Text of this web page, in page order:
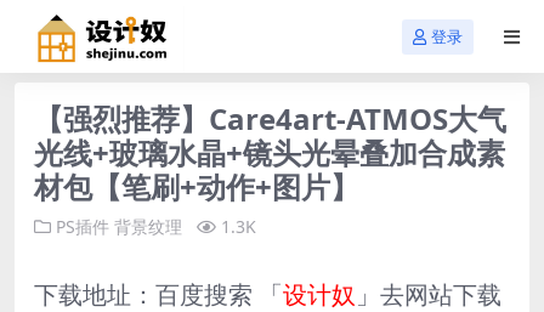
登录
【强烈推荐】Care4art-ATMOS大气
光线+玻璃水晶+镜头光晕叠加合成素
材包【笔刷+动作+图片】
PS插件 背景纹理 1.3K
下载地址：百度搜索 「设计奴 」去网站下载